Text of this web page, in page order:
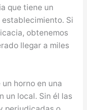
que tiene un
Si
obtenemos
llegar a miles
horno en una
un local. Sin él las